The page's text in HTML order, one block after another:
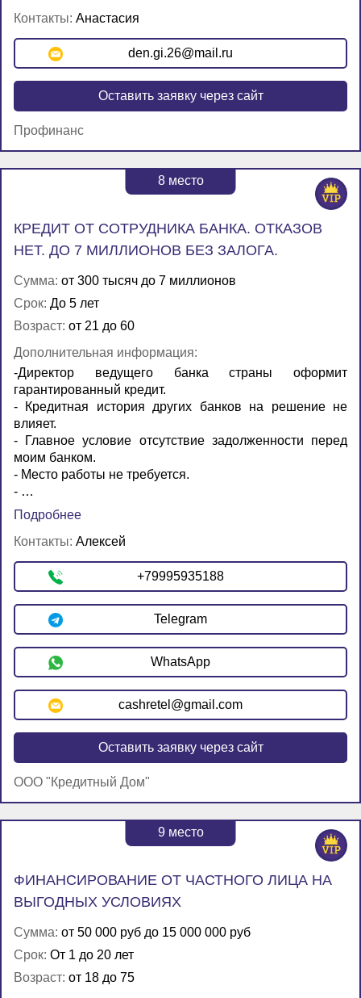
Контакты: Анастасия
den.gi.26@mail.ru
Оставить заявку через сайт
Профинанс
8место
КРЕДИТ ОТ СОТРУДНИКА БАНКА. ОТКАЗОВ
НЕТ. ДО 7 МИЛЛИОНОВ БЕЗ ЗАЛОГА.
Сумма: от 300 тысяч до 7 миллионов
Срок: До 5 лет
Возраст: от 21 до 60
Дополнительная информация:
-Директор ведущего банка страны оформит
гарантированный кредит.
- Кредитная история других банков на решение не
влияет.
- Главное условие отсутствие задолженности перед
моим банком.
- Место работы не требуется.
- …
Подробнее
Контакты: Алексей
+79995935188
Telegram
WhatsApp
cashretel@gmail.com
Оставить заявку через сайт
ООО "Кредитный Дом"
9место
ФИНАНСИРОВАНИЕ ОТ ЧАСТНОГО ЛИЦА НА
ВЫГОДНЫХ УСЛОВИЯХ
Сумма: от 50 000 руб до 15 000 000 руб
Срок: От 1 до 20 лет
Возраст: от 18 до 75